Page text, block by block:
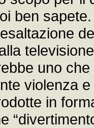
ben
uno
violenza
in